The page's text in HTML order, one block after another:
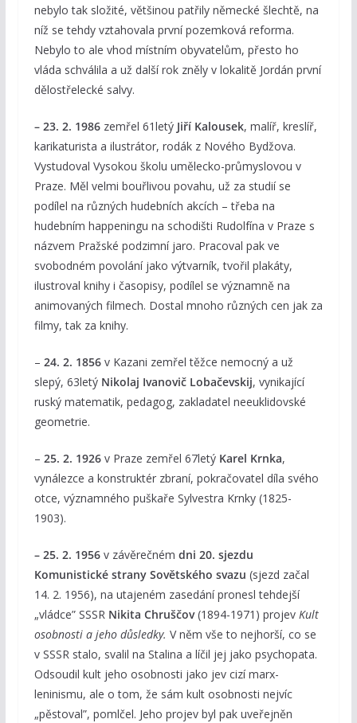
nebylo tak složité, většinou patřily německé šlechtě, na
níž se tehdy vztahovala první pozemková reforma.
Nebylo to ale vhod místním obyvatelům, přesto ho
vláda schválila a už další rok zněly v lokalitě Jordán první
dělostřelecké salvy.
– 23. 2. 1986zemřel 61letý Jiří Kalousek, malíř, kreslíř,
karikaturista a ilustrátor, rodák z Nového Bydžova.
Vystudoval Vysokou školu umělecko-průmyslovou v
Praze. Měl velmi bouřlivou povahu, už za studií se
podílel na různých hudebních akcích – třeba na
hudebním happeningu na schodišti Rudolfína v Praze s
názvem Pražské podzimní jaro. Pracoval pak ve
svobodném povolání jako výtvarník, tvořil plakáty,
ilustroval knihy i časopisy, podílel se významně na
animovaných filmech. Dostal mnoho různých cen jak za
filmy, tak za knihy.
– 24. 2. 1856v Kazani zemřel těžce nemocný a už
slepý, 63letý Nikolaj Ivanovič Lobačevskij, vynikající
ruský matematik, pedagog, zakladatel neeuklidovské
geometrie.
– 25. 2. 1926v Praze zemřel 67letý Karel Krnka,
vynálezce a konstruktér zbraní, pokračovatel díla svého
otce, významného puškaře Sylvestra Krnky (1825-
1903).
– 25. 2. 1956v závěrečném dni 20. sjezdu
Komunistické strany Sovětského svazu (sjezd začal
14. 2. 1956), na utajeném zasedání pronesl tehdejší
„vládce” SSSR Nikita Chruščov(1894-1971) projev Kult
osobnosti a jeho důsledky. V něm vše to nejhorší, co se
v SSSR stalo, svalil na Stalina a líčil jej jako psychopata.
Odsoudil kult jeho osobnosti jako jev cizí marx-
leninismu, ale o tom, že sám kult osobnosti nejvíc
„pěstoval”, pomlčel. Jeho projev byl pak uveřejněn